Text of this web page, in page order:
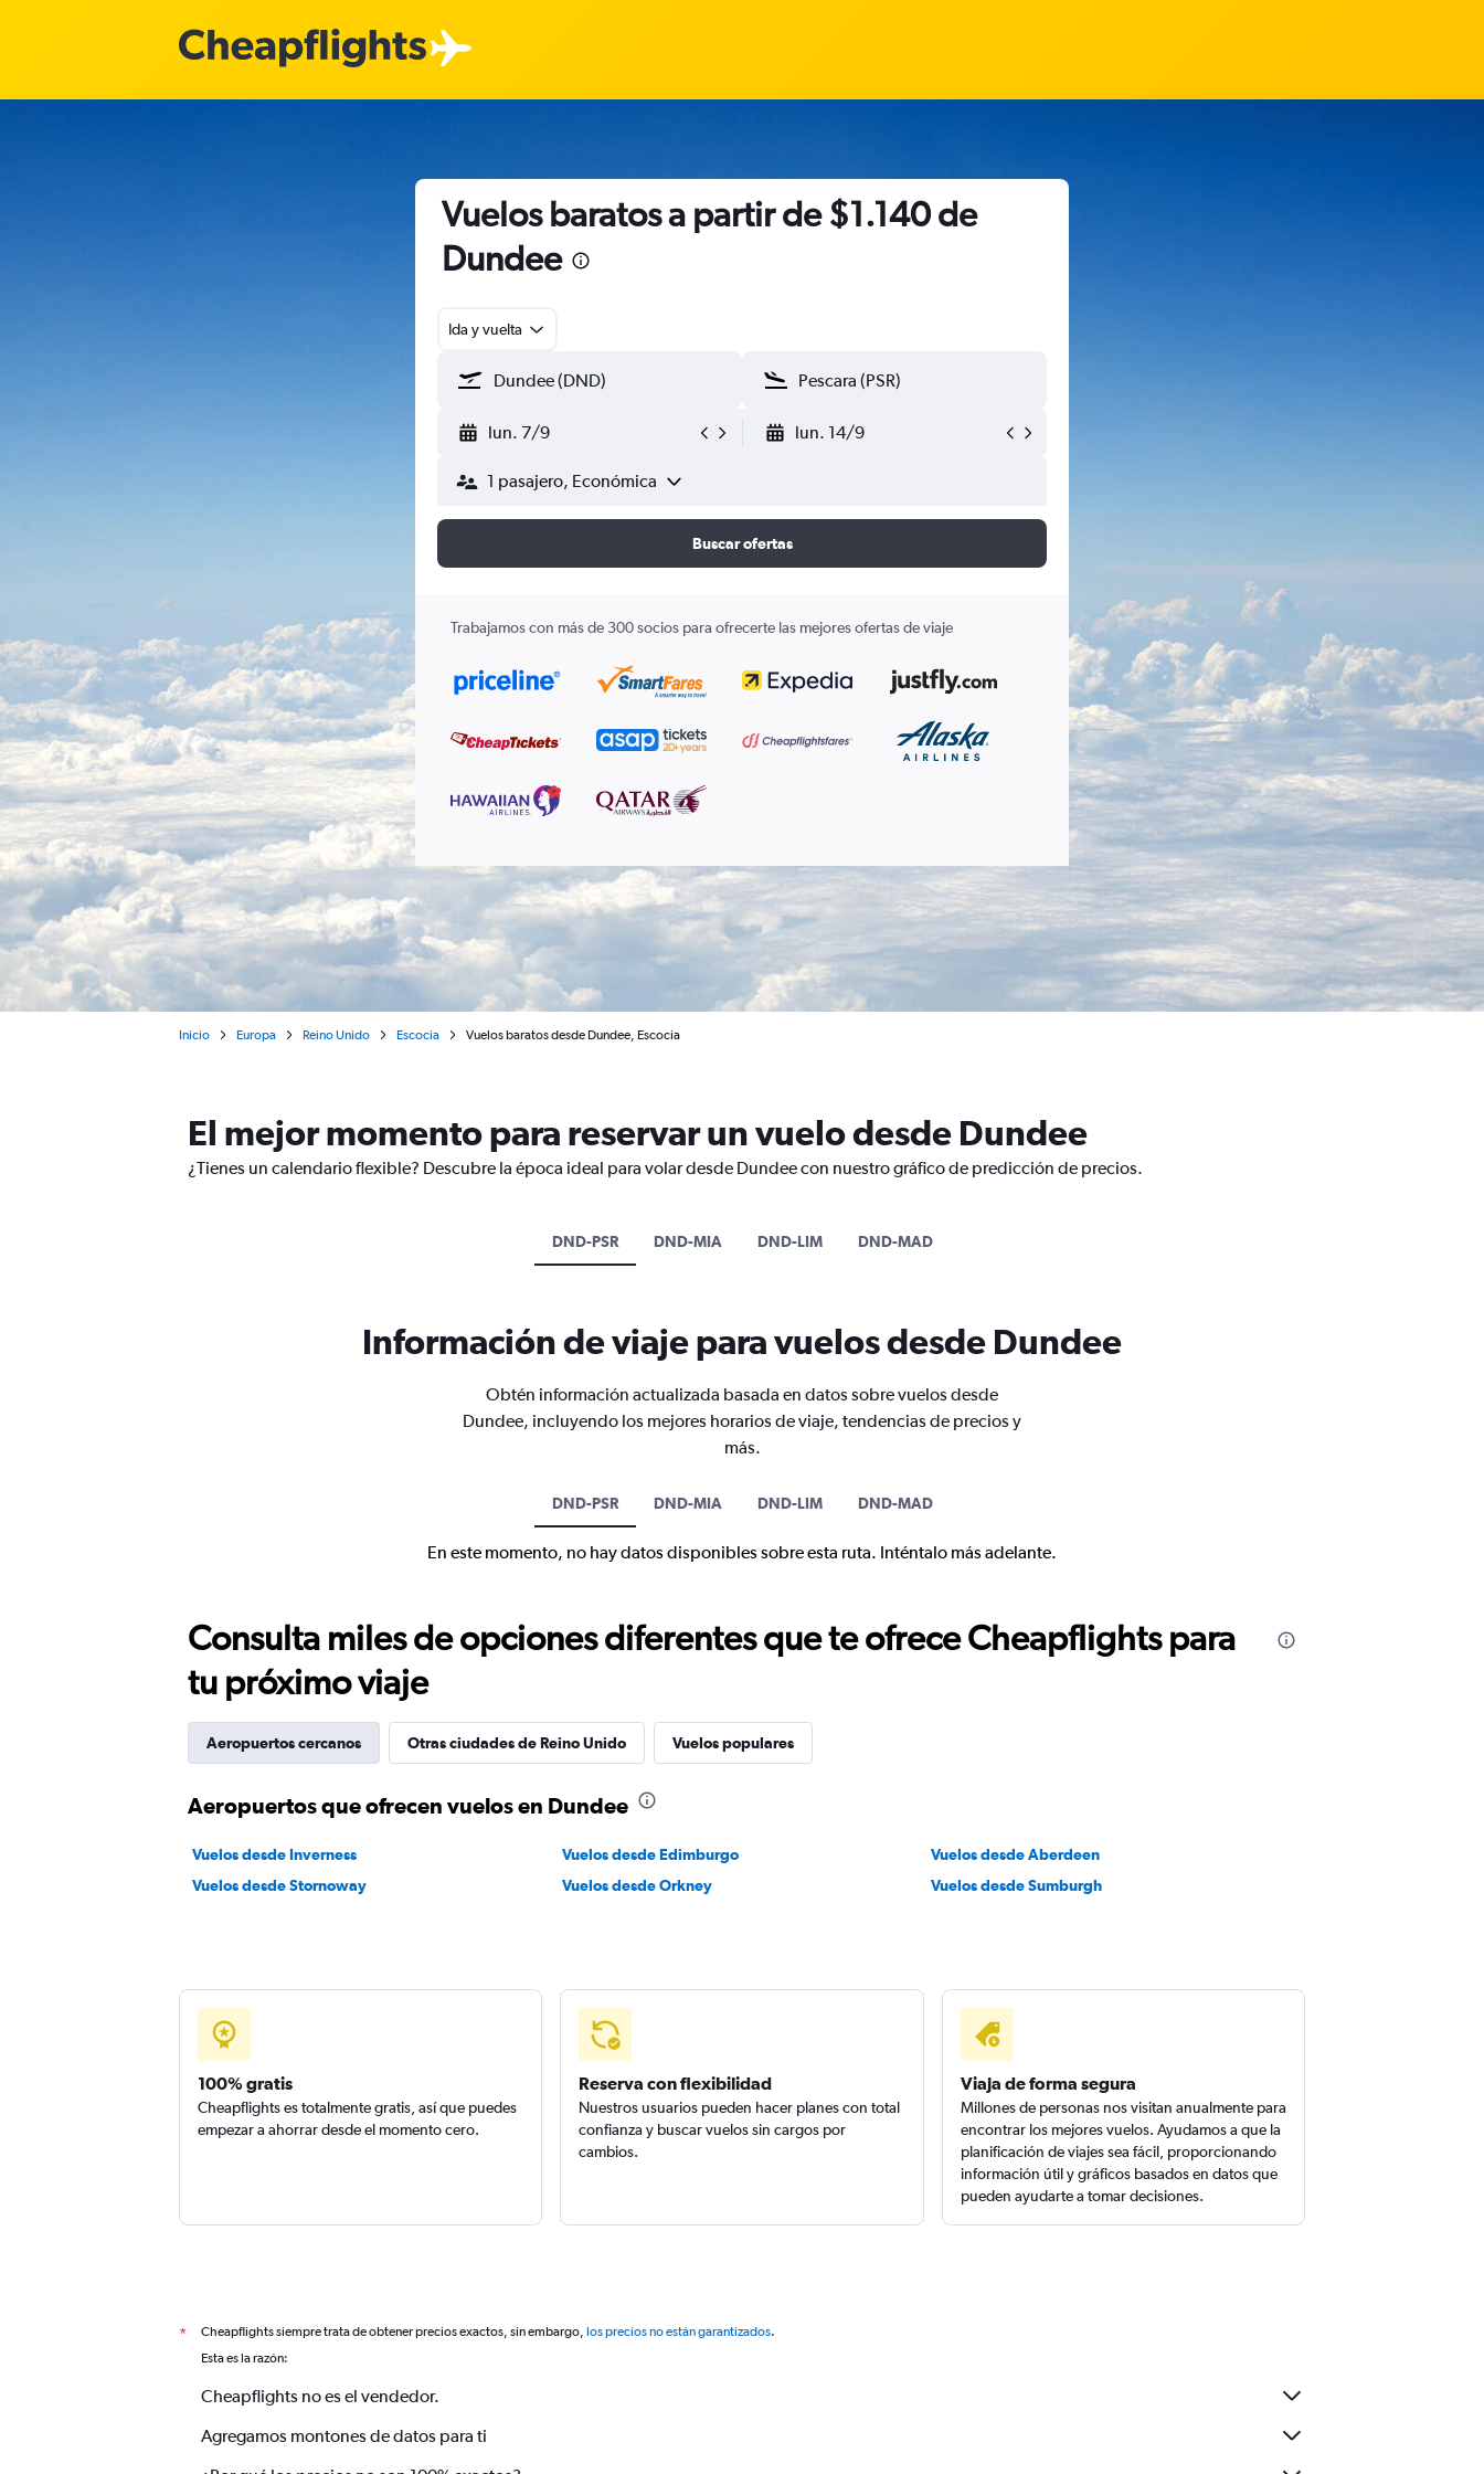
Vuelos baratos a partir de $1.140 de
Dundee
Ida y vuelta
lun. 7/9 lun. 14/9
1 pasajero, Económica
Buscar ofertas
Trabajamos con más de 300 socios para ofrecerte las mejores ofertas de viaje
Inicio Europa Reino Unido Escocia Vuelos baratos desde Dundee, Escocia
El mejor momento para reservar un vuelo desde Dundee
¿Tienes un calendario flexible? Descubre la época ideal para volar desde Dundee con nuestro gráfico de predicción de precios.
DND-PSR DND-MIA DND-LIM DND-MAD
Información de viaje para vuelos desde Dundee
Obtén información actualizada basada en datos sobre vuelos desde
Dundee, incluyendo los mejores horarios de viaje, tendencias de precios y
más.
DND-PSR DND-MIA DND-LIM DND-MAD
En este momento, no hay datos disponibles sobre esta ruta. Inténtalo más adelante.
Consulta miles de opciones diferentes que te ofrece Cheapflights para
tu próximo viaje
Aeropuertos cercanos Otras ciudades de Reino Unido Vuelos populares
Aeropuertos que ofrecen vuelos en Dundee
Vuelos desde Inverness Vuelos desde Edimburgo
Vuelos desde Aberdeen
Vuelos desde Stornoway
Vuelos desde Orkney Vuelos desde Sumburgh
100% gratis
Cheapflights es totalmente gratis, así que puedes
empezar a ahorrar desde el momento cero.
Reserva con flexibilidad
Nuestros usuarios pueden hacer planes con total
confianza y buscar vuelos sin cargos por
cambios.
Viaja de forma segura
Millones de personas nos visitan anualmente para
encontrar los mejores vuelos. Ayudamos a que la
planificación de viajes sea fácil, proporcionando
información útil y gráficos basados en datos que
pueden ayudarte a tomar decisiones.
* Cheapflights siempre trata de obtener precios exactos, sin embargo, los precios no están garantizados.
Esta es la razón:
Cheapflights no es el vendedor.
Agregamos montones de datos para ti